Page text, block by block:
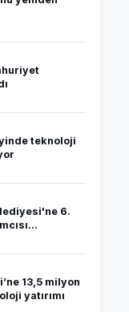
teknoloji
6.
13,5 milyon
yatırımı